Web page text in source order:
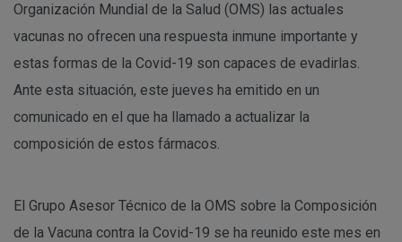
Organización Mundial de la Salud (OMS) las actuales
vacunas no ofrecen una respuesta inmune importante y
estas formas de la Covid-19 son capaces de evadirlas.
Ante esta situación, este jueves ha emitido en un
comunicado en el que ha llamado a actualizar la
composición de estos fármacos.
El Grupo Asesor Técnico de la OMS sobre la Composición
de la Vacuna contra la Covid-19 se ha reunido este mes en